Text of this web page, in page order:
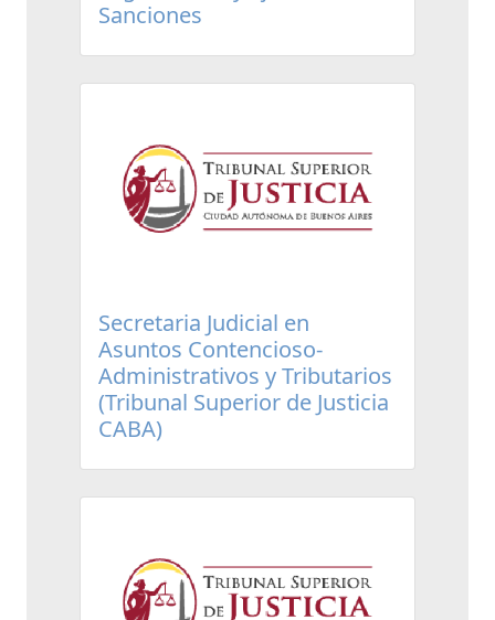
Sanciones
Secretaria Judicial en
Asuntos Contencioso-
Administrativos y Tributarios
(Tribunal Superior de Justicia
CABA)